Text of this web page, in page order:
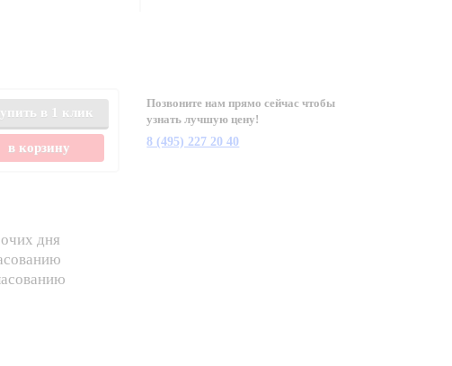
в 1 клик
в корзину
Позвоните нам прямо сейчас чтобы
узнать лучшую цену!
8 (495) 227 20 40
дня